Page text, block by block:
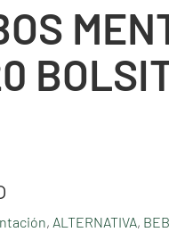
, ALTERNATIVA,